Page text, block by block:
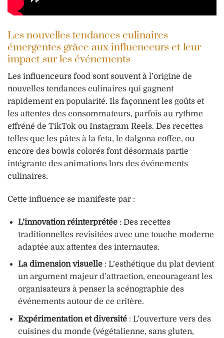
Les nouvelles tendances culinaires
émergentes grâce aux influenceurs et leur
impact sur les événements
Les influenceurs food sont souvent à l’origine de
nouvelles tendances culinaires qui gagnent
rapidement en popularité. Ils façonnent les goûts et
les attentes des consommateurs, parfois au rythme
effréné de TikTok ou Instagram Reels. Des recettes
telles que les pâtes à la feta, le dalgona coffee, ou
encore des bowls colorés font désormais partie
intégrante des animations lors des événements
culinaires.
Cette influence se manifeste par :
L’innovation réinterprétée: Des recettes
traditionnelles revisitées avec une touche moderne
adaptée aux attentes des internautes.
La dimension visuelle: L’esthétique du plat devient
un argument majeur d’attraction, encourageant les
organisateurs à penser la scénographie des
événements autour de ce critère.
Expérimentation et diversité: L’ouverture vers des
cuisines du monde (végétalienne, sans gluten,